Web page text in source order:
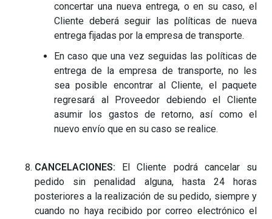
concertar una nueva entrega, o en su caso, el
Cliente deberá seguir las políticas de nueva
entrega fijadas por la empresa de transporte.
En caso que una vez seguidas las políticas de
entrega de la empresa de transporte, no les
sea posible encontrar al Cliente, el paquete
regresará al Proveedor debiendo el Cliente
asumir los gastos de retorno, así como el
nuevo envío que en su caso se realice.
CANCELACIONES: El Cliente podrá cancelar su
pedido sin penalidad alguna, hasta 24 horas
posteriores a la realización de su pedido, siempre y
cuando no haya recibido por correo electrónico el